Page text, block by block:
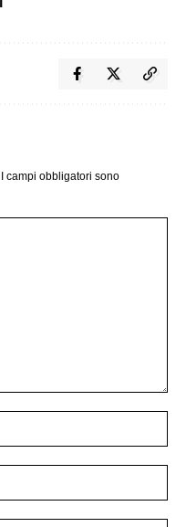
I campi obbligatori sono